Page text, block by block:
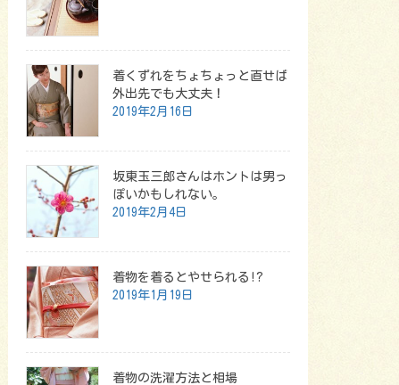
着くずれをちょちょっと直せば
外出先でも大丈夫！
2019年2月16日
坂東玉三郎さんはホントは男っ
ぽいかもしれない。
2019年2月4日
着物を着るとやせられる!?
2019年1月19日
着物の洗濯方法と相場